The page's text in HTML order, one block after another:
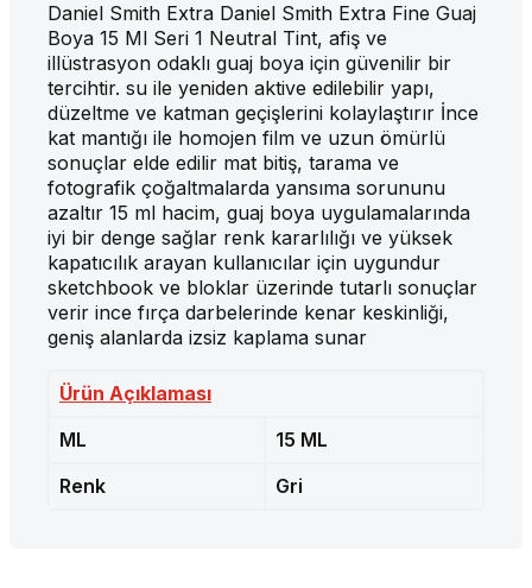
Daniel Smith Extra Daniel Smith Extra Fine Guaj
Boya 15 Ml Seri 1 Neutral Tint, afiş ve
illüstrasyon odaklı guaj boya için güvenilir bir
tercihtir. su ile yeniden aktive edilebilir yapı,
düzeltme ve katman geçişlerini kolaylaştırır İnce
kat mantığı ile homojen film ve uzun ömürlü
sonuçlar elde edilir mat bitiş, tarama ve
fotografik çoğaltmalarda yansıma sorununu
azaltır 15 ml hacim, guaj boya uygulamalarında
iyi bir denge sağlar renk kararlılığı ve yüksek
kapatıcılık arayan kullanıcılar için uygundur
sketchbook ve bloklar üzerinde tutarlı sonuçlar
verir ince fırça darbelerinde kenar keskinliği,
geniş alanlarda izsiz kaplama sunar
Ürün Açıklaması
ML
15 ML
Renk
Gri